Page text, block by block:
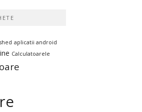
aplicatii android
Calculatoarele